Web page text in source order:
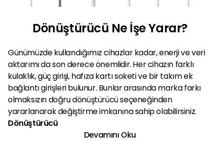
Dönüştürücü Ne İşe Yarar?
Günümüzde kullandığımız cihazlar kadar, enerji ve veri
aktarımı da son derece önemlidir. Her cihazın farklı
kulaklık, güç girişi, hafıza kartı soketi ve bir takım ek
bağlantı girişleri bulunur. Bunlar arasında marka farkı
olmaksızın doğru dönüştürücü seçeneğinden
yararlanarak değiştirme imkanına sahip olabilirsiniz.
Dönüştürücü
Devamını Oku